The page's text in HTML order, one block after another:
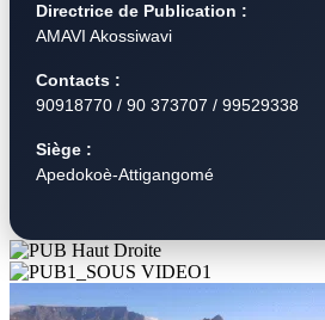
Directrice de Publication :
AMAVI Akossiwavi
Contacts :
90918770 / 90 373707 / 99529338
Siège :
Apedokoè-Attigangomé